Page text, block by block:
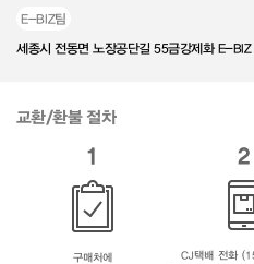
E-BIZ팀
세종시 전동면 노장공단길 55금강제화 E-BIZ
교환/환불 절차
1
구매처에
2
CJ택배 전화